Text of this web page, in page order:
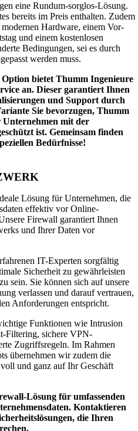
eine Rundum-sorglos-Lösung.
bereits im Preis enthalten. Zudem
Hardware, einem Vor-
und einem kostenlosen
Bedingungen, sei es durch
werden muss.
bietet Thumm Ingenieure
an. Dieser garantiert Ihnen
und Support durch
Sie bevorzugen, Thumm
Unternehmen mit der
ist. Gemeinsam finden
Bedürfnisse!
Lösung für Unternehmen, die
effektiv vor Online-
Firewall garantiert Ihnen
und Ihrer Daten vor
IT-Experten sorgfältig
Sicherheit zu gewährleisten
sein. Sie können sich auf unsere
verlassen und darauf vertrauen,
Anforderungen entspricht.
Funktionen wie Intrusion
Filtering, sichere VPN-
Zugriffsregeln. Im Rahmen
übernehmen wir zudem die
und ganz auf Ihr Geschäft
Lösung für umfassenden
Kontaktieren
die Ihren